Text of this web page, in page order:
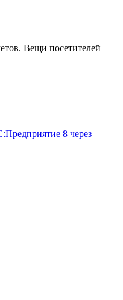
Вещи посетителей
8 через